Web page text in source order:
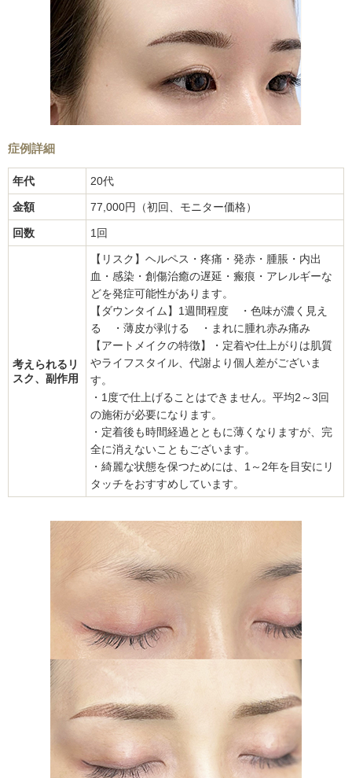
症例詳細
年代 20代
金額 77,000円（初回、モニター価格）
回数 1回
考えられるリ
スク、副作用
【リスク】ヘルペス・疼痛・発赤・腫脹・内出
血・感染・創傷治癒の遅延・瘢痕・アレルギーな
どを発症可能性があります。
【ダウンタイム】1週間程度 ・色味が濃く見え
る ・薄皮が剥ける ・まれに腫れ赤み痛み
【アートメイクの特徴】・定着や仕上がりは肌質
やライフスタイル、代謝より個人差がございま
す。
・1度で仕上げることはできません。平均2～3回
の施術が必要になります。
・定着後も時間経過とともに薄くなりますが、完
全に消えないこともございます。
・綺麗な状態を保つためには、1～2年を目安にリ
タッチをおすすめしています。